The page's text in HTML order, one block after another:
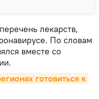
лекарств,
По словам
вместе со
готовиться к